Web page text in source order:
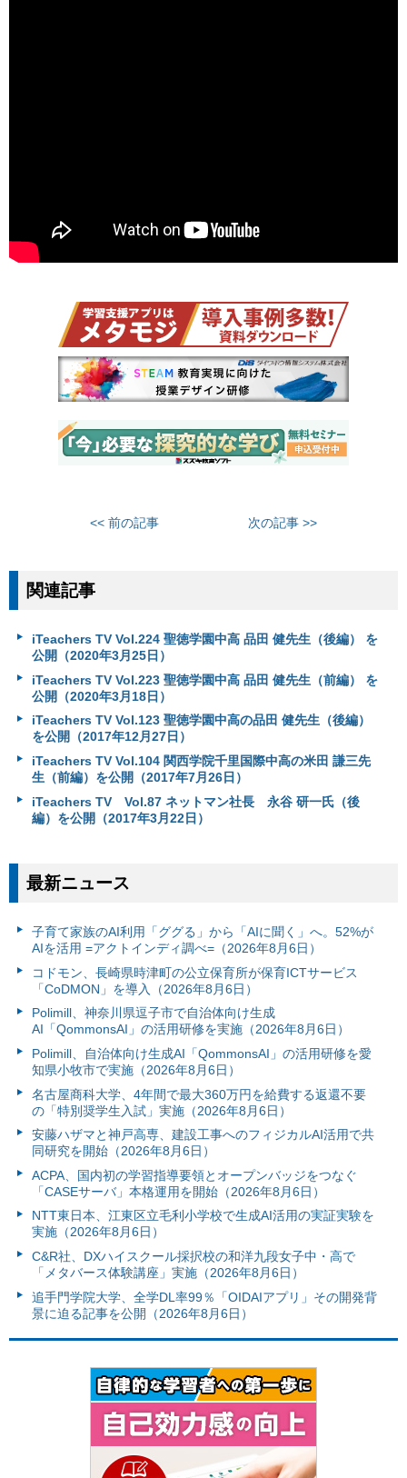
<< 前の記事 次の記事 >>
関連記事
iTeachers TV Vol.224 聖徳学園中高 品田 健先生（後編） を
公開（2020年3月25日）
iTeachers TV Vol.223 聖徳学園中高 品田 健先生（前編） を
公開（2020年3月18日）
iTeachers TV Vol.123 聖徳学園中高の品田 健先生（後編）
を公開（2017年12月27日）
iTeachers TV Vol.104 関西学院千里国際中高の米田 謙三先
生（前編）を公開（2017年7月26日）
iTeachers TV Vol.87 ネットマン社長 永谷 研一氏（後
編）を公開（2017年3月22日）
最新ニュース
子育て家族のAI利用「ググる」から「AIに聞く」へ。52%が
AIを活用 =アクトインディ調べ=（2026年8月6日）
コドモン、長崎県時津町の公立保育所が保育ICTサービス
「CoDMON」を導入（2026年8月6日）
Polimill、神奈川県逗子市で自治体向け生成
AI「QommonsAI」の活用研修を実施（2026年8月6日）
Polimill、自治体向け生成AI「QommonsAI」の活用研修を愛
知県小牧市で実施（2026年8月6日）
名古屋商科大学、4年間で最大360万円を給費する返還不要
の「特別奨学生入試」実施（2026年8月6日）
安藤ハザマと神戸高専、建設工事へのフィジカルAI活用で共
同研究を開始（2026年8月6日）
ACPA、国内初の学習指導要領とオープンバッジをつなぐ
「CASEサーバ」本格運用を開始（2026年8月6日）
NTT東日本、江東区立毛利小学校で生成AI活用の実証実験を
実施（2026年8月6日）
C&R社、DXハイスクール採択校の和洋九段女子中・高で
「メタバース体験講座」実施（2026年8月6日）
追手門学院大学、全学DL率99％「OIDAIアプリ」その開発背
景に迫る記事を公開（2026年8月6日）